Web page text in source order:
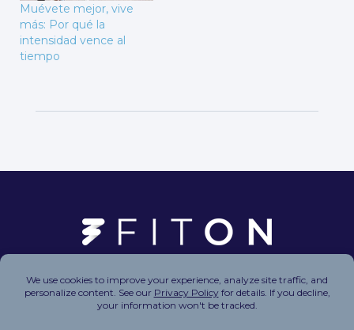
Muévete mejor, vive
más: Por qué la
intensidad vence al
tiempo